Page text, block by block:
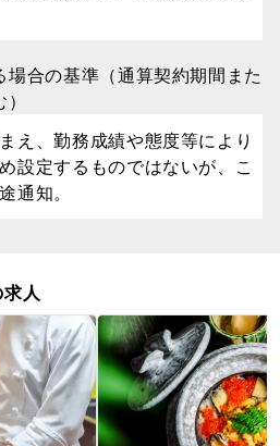
合の基準（通算契約期間また
え、勤務成績や態度等により
設定するものではないが、こ
通知。
人